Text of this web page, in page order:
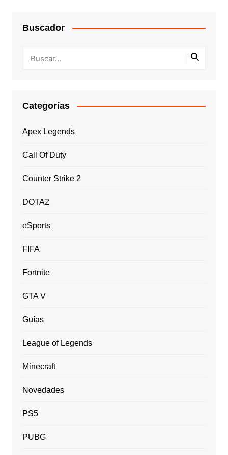
Buscador
Categorías
Apex Legends
Call Of Duty
Counter Strike 2
DOTA2
eSports
FIFA
Fortnite
GTA V
Guías
League of Legends
Minecraft
Novedades
PS5
PUBG